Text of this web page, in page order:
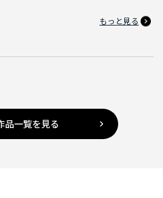
もっと見る
品一覧を見る